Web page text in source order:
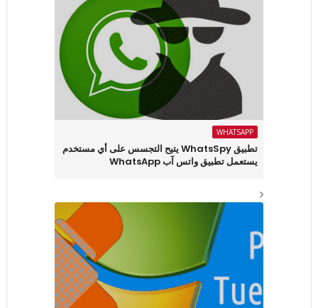
WHATSAPP
تطبيق WhatsSpy يتيح التجسس على أي مستخدم
يستعمل تطبيق واتس آب WhatsApp